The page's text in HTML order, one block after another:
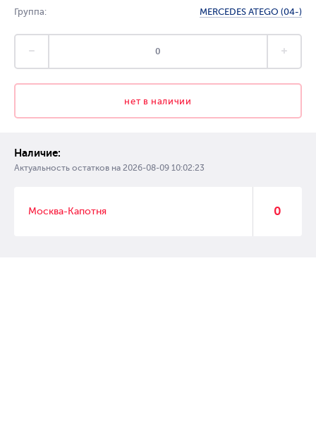
Группа: MERCEDES ATEGO (04-)
нет в наличии
Наличие:
Актуальность остатков на 2026-08-09 10:02:23
Москва-Капотня 0